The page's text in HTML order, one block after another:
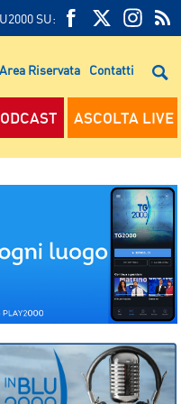
SU:
FEED
RSS
RSS
Area Riservata Contatti
ASCOLTA LIVE